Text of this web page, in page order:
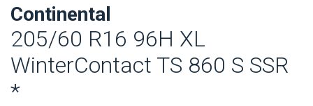
Continental
205/60 R16 96H XL
WinterContact TS 860 S SSR
*